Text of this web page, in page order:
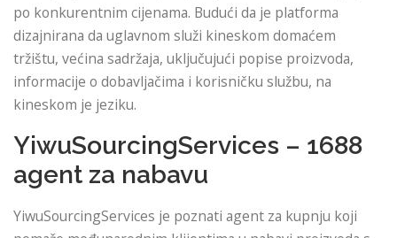
po konkurentnim cijenama. Budući da je platforma
dizajnirana da uglavnom služi kineskom domaćem
tržištu, većina sadržaja, uključujući popise proizvoda,
informacije o dobavljačima i korisničku službu, na
kineskom je jeziku.
YiwuSourcingServices – 1688
agent za nabavu
YiwuSourcingServices je poznati agent za kupnju koji